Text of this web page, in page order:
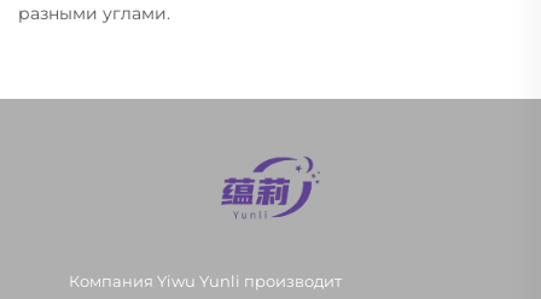
разными углами.
Компания Yiwu Yunli производит